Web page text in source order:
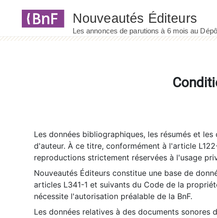
Les données bibliographiques, les résumés et
d'auteur. À ce titre, conformément à l'article
reproductions strictement réservées à l'usage
Nouveautés Éditeurs constitue une base de
articles L341-1 et suivants du Code de la
nécessite l'autorisation préalable de la BnF.
Les données relatives à des documents sonores